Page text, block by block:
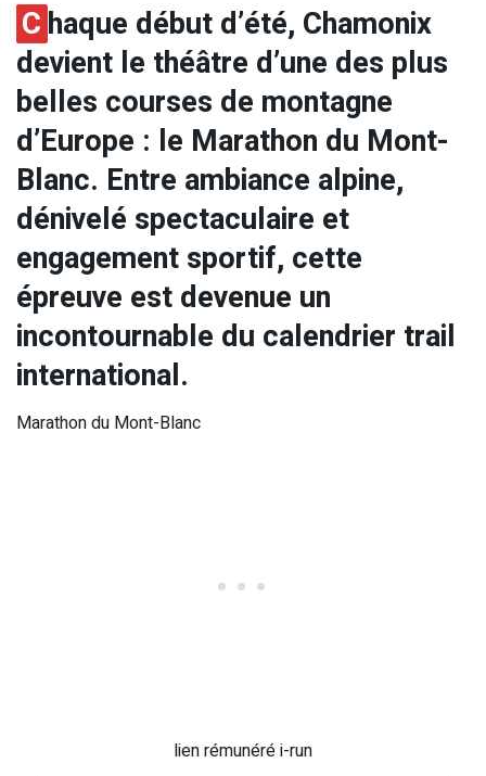
C haque début d’été, Chamonix
devient le théâtre d’une des plus
belles courses de montagne
d’Europe : le Marathon du Mont-
Blanc. Entre ambiance alpine,
dénivelé spectaculaire et
engagement sportif, cette
épreuve est devenue un
incontournable du calendrier trail
international.
Marathon du Mont-Blanc
lien rémunéré i-run